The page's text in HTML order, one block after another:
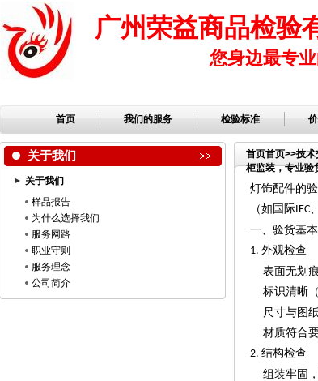
广州荣益商品检验
您身边最专
首页 我们的服务 检验标准
关于我们
关于我们
样品报告
为什么选择我们
服务网路
职业守则
服务理念
公司简介
首页首页>>技术
柜监装，专业验
品公司，服装
灯饰配件的
（如国际IEC
一、验货基
1. 外观检查
表面无划
标识清晰
尺寸与图
材质符合
2. 结构检查
组装牢固